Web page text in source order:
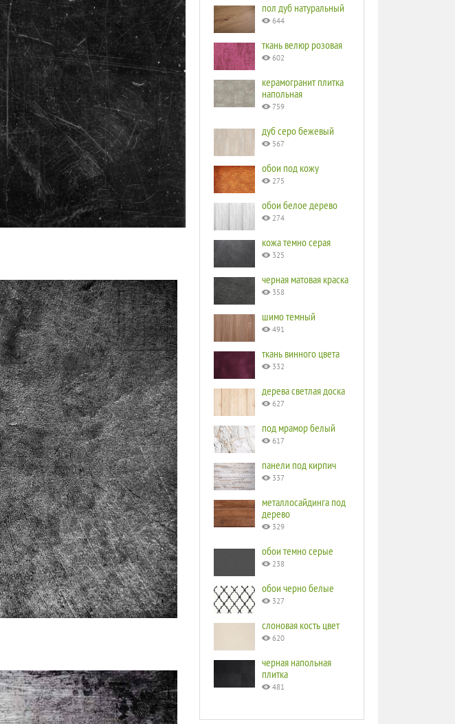
пол дуб натуральный
644
ткань велюр розовая
602
керамогранит плитка
напольная
759
дуб серо бежевый
567
обои под кожу
275
обои белое дерево
274
кожа темно серая
325
черная матовая краска
358
шимо темный
491
ткань винного цвета
332
дерева светлая доска
627
под мрамор белый
617
панели под кирпич
337
металлосайдинга под
дерево
329
обои темно серые
238
обои черно белые
327
слоновая кость цвет
620
черная напольная
плитка
481